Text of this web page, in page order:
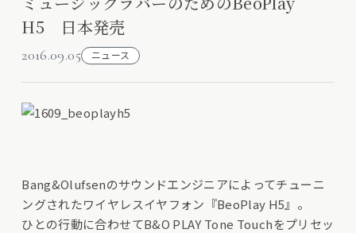
H5 日本発売
2016.09.05 ニュース
Bang&Olufsenのサウンドエンジニアによってチューニ
ングされたワイヤレスイヤフォン『BeoPlay H5』。
ひとの行動に合わせてB&O PLAY Tone Touchをプリセッ